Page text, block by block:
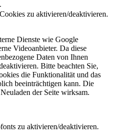
zu aktivieren/deaktivieren.
Dienste wie Google
Videoanbieter. Da diese
Daten von Ihnen
Bitte beachten Sie,
die Funktionalität und das
beeinträchtigen kann. Die
der Seite wirksam.
zu aktivieren/deaktivieren.